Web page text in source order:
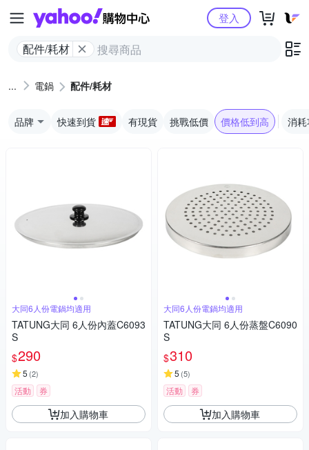
Yahoo購物中心
配件/耗材
登入
電鍋 配件/耗材
品牌 快速到貨 有現貨 挑戰低價 價格低到高 消
大同6人份電鍋均適用
TATUNG大同 6人份內蓋C6093
S
$290
5 (2)
活動 券
加入購物車
大同6人份電鍋均適用
TATUNG大同 6人份蒸盤C6090
S
$310
5 (5)
活動 券
加入購物車